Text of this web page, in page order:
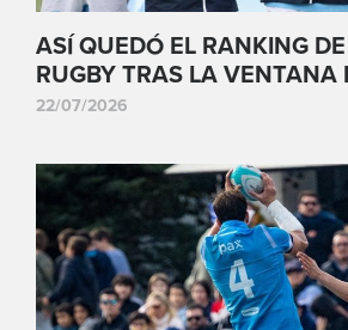
ASÍ QUEDÓ EL RANKING
RUGBY TRAS LA VENTANA
22/07/2026